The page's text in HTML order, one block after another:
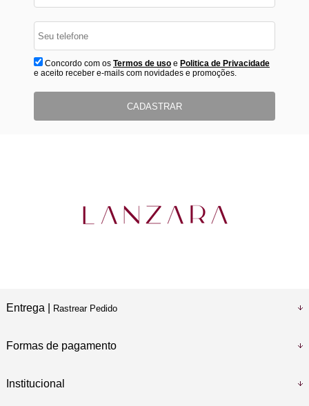
Concordo com os Termos de usoe Politica de Privacidade
e aceito receber e-mails com novidades e promoções.
CADASTRAR
Entrega | Rastrear Pedido
Formas de pagamento
Institucional